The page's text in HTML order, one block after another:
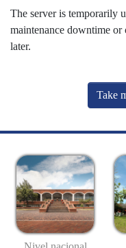
The server is temporarily
maintenance downtime or
later.
Take